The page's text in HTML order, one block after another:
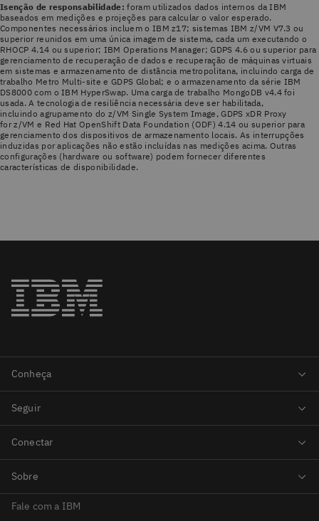
Isenção de responsabilidade:foram utilizados dados internos da IBM
baseados em medições e projeções para calcular o valor esperado.
Componentes necessários incluem o IBM z17; sistemas IBM z/VM V7.3 ou
superior reunidos em uma única imagem de sistema, cada um executando o
RHOCP 4.14 ou superior; IBM Operations Manager; GDPS 4.6 ou superior para
gerenciamento de recuperação de dados e recuperação de máquinas virtuais
em sistemas e armazenamento de distância metropolitana, incluindo carga de
trabalho Metro Multi-site e GDPS Global; e o armazenamento da série IBM
DS8000 com o IBM HyperSwap. Uma carga de trabalho MongoDB v4.4 foi
usada. A tecnologia de resiliência necessária deve ser habilitada,
incluindo agrupamento do z/VM Single System Image, GDPS xDR Proxy
for z/VM e Red Hat OpenShift Data Foundation (ODF) 4.14 ou superior para
gerenciamento dos dispositivos de armazenamento locais. As interrupções
induzidas por aplicações não estão incluídas nas medições acima. Outras
configurações (hardware ou software) podem fornecer diferentes
características de disponibilidade.
Fale com a IBM